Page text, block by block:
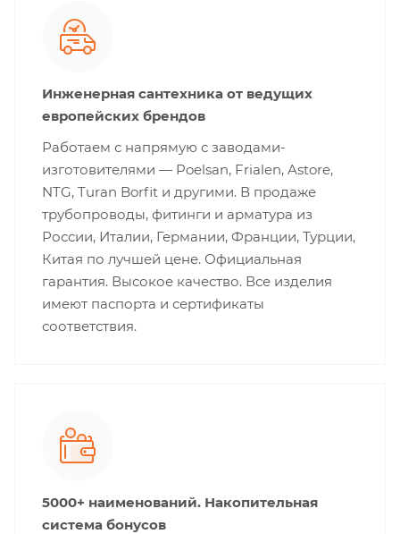
Инженерная сантехника от ведущих
европейских брендов
Работаем с напрямую с заводами-
изготовителями — Poelsan, Frialen, Astore,
NTG, Turan Borfit и другими. В продаже
трубопроводы, фитинги и арматура из
России, Италии, Германии, Франции, Турции,
Китая по лучшей цене. Официальная
гарантия. Высокое качество. Все изделия
имеют паспорта и сертификаты
соответствия.
5000+ наименований. Накопительная
система бонусов